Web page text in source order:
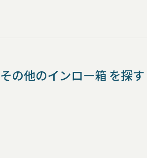
その他のインロー箱 を探す